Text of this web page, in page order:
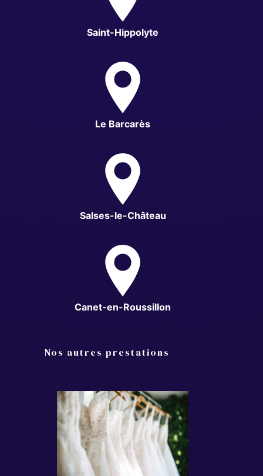
Saint-Hippolyte
Le Barcarès
Salses-le-Château
Canet-en-Roussillon
Nos autres prestations